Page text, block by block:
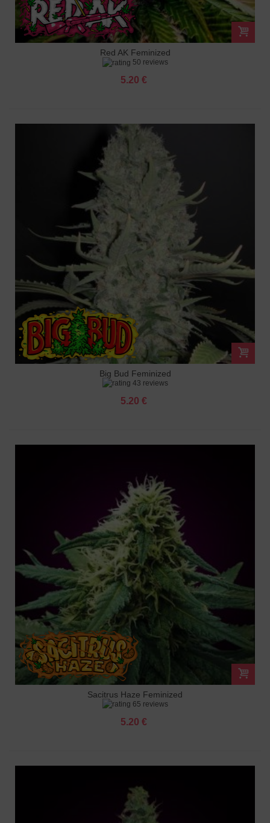
Red AK Feminized
50 reviews
5.20 €
Big Bud Feminized
43 reviews
5.20 €
Sacitrus Haze Feminized
65 reviews
5.20 €